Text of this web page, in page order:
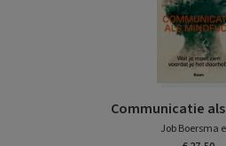
Communicatie
Job Boersma